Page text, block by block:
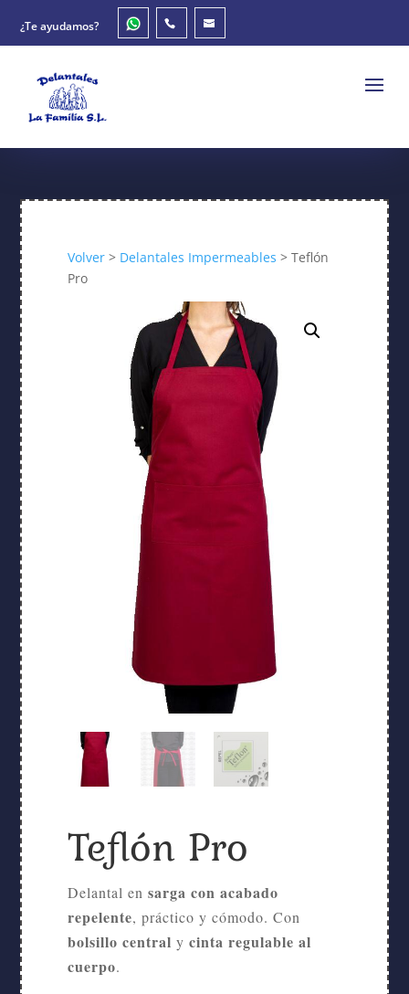
¿Te ayudamos?
Volver> Delantales Impermeables > Teflón
Pro
Teflón Pro
Delantal en sarga con acabado
repelente, práctico y cómodo. Con
bolsillo central y cinta regulable al
cuerpo.